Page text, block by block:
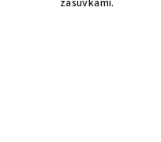
zásuvkami.